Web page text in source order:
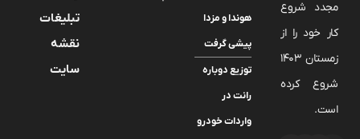
مجدد شروع
کار خود را از
زمستان 1403
شروع کرده
است.
هوندا و مزدا
پیشی گرفت
توزیع دوباره
رانت در
واردات خودرو
تبلیغات
نقشه
سایت